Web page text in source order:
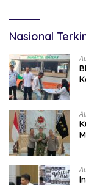
Nasional